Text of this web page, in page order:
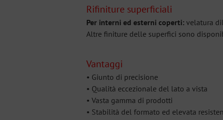
Rifiniture superficiali
Per interni ed esterni coperti: velatura
Altre finiture delle superfici sono
Vantaggi
• Giunto di precisione
• Qualità eccezionale del lato a vista
• Vasta gamma di prodotti
• Stabilità del formato ed elevata